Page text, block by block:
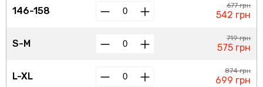
146-158
S-M
L-XL
677 грн
542 грн
719 грн
575 грн
874 грн
699 грн